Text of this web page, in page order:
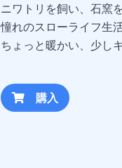
ニワトリを飼い、石窯
憧れのスローライフ生
ちょっと暖かい、少し
購入